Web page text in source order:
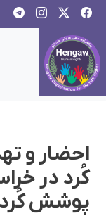
احضار و
کُرد در
پوشش